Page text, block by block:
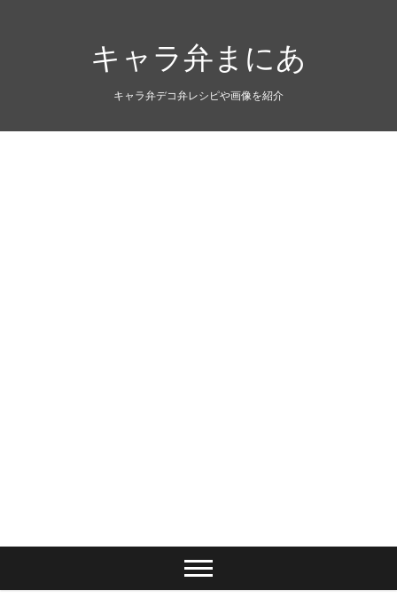
キャラ弁まにあ
キャラ弁デコ弁レシピや画像を紹介